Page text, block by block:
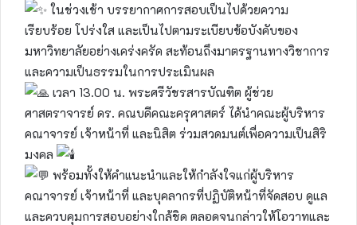
ในช่วงเช้า บรรยากาศการสอบเป็นไปด้วยความ
เรียบร้อย โปร่งใส และเป็นไปตามระเบียบข้อบังคับของ
มหาวิทยาลัยอย่างเคร่งครัด สะท้อนถึงมาตรฐานทางวิชาการ
และความเป็นธรรมในการประเมินผล
เวลา 13.00 น. พระศรีวัชรสารบัณฑิต ผู้ช่วย
ศาสตราจารย์ ดร. คณบดีคณะครุศาสตร์ ได้นำคณะผู้บริหาร
คณาจารย์ เจ้าหน้าที่ และนิสิต ร่วมสวดมนต์เพื่อความเป็นสิริ
มงคล
พร้อมทั้งให้คำแนะนำและให้กำลังใจแก่ผู้บริหาร
คณาจารย์ เจ้าหน้าที่ และบุคลากรที่ปฏิบัติหน้าที่จัดสอบ ดูแล
และควบคุมการสอบอย่างใกล้ชิด ตลอดจนกล่าวให้โอวาทและ